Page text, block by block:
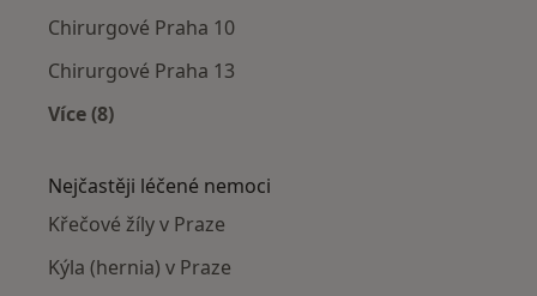
Chirurgové Praha 10
Chirurgové Praha 13
Více (8)
Nejčastěji léčené nemoci
Křečové žíly v Praze
Kýla (hernia) v Praze